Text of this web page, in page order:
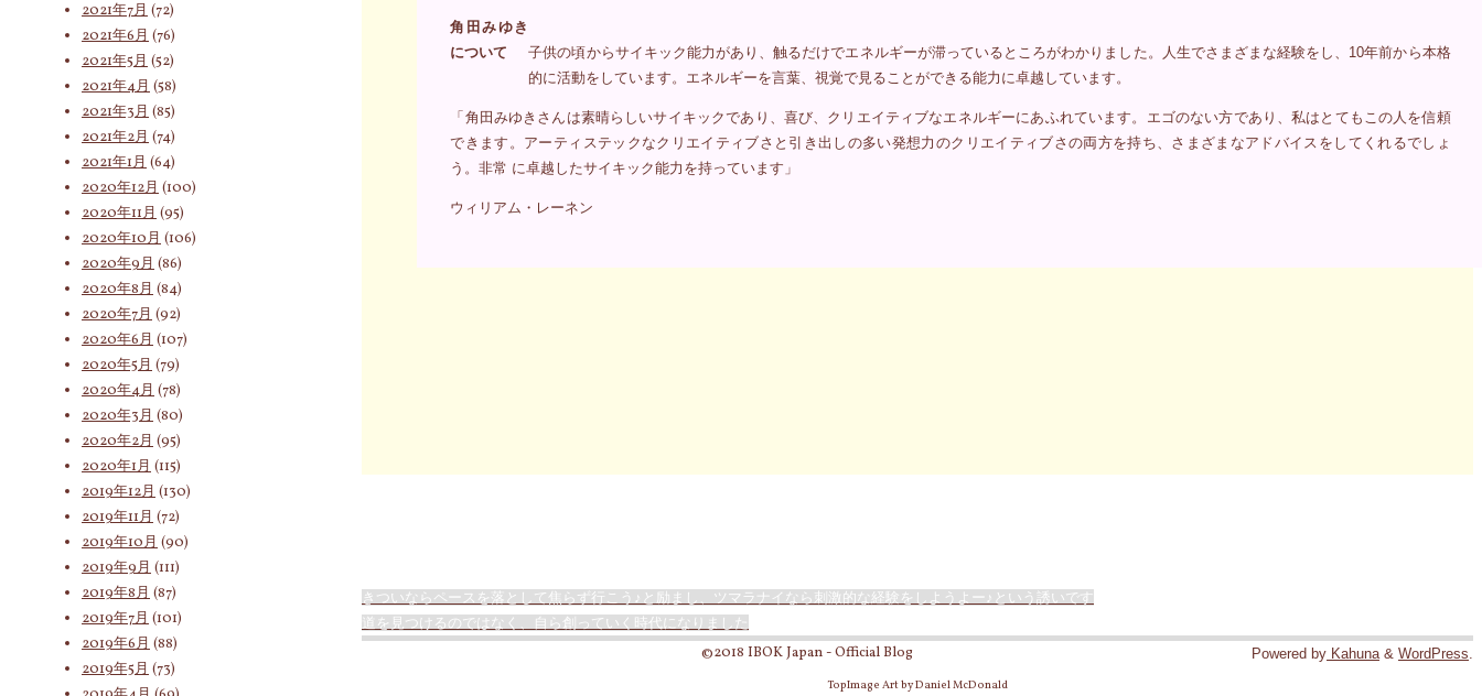
角田みゆき
について
子供の頃からサイキック能力があり、触るだけでエネルギーが滞っているところがわかりました。人生でさまざまな経験をし、10年前から本格
的に活動をしています。エネルギーを言葉、視覚で見ることができる能力に卓越しています。
「角田みゆきさんは素晴らしいサイキックであり、喜び、クリエイティブなエネルギーにあふれています。エゴのない方であり、私はとてもこの人を信頼
できます。アーティステックなクリエイティブさと引き出しの多い発想力のクリエイティブさの両方を持ち、さまざまなアドバイスをしてくれるでしょ
う。非常 に卓越したサイキック能力を持っています」
ウィリアム・レーネン
2021年7月 (72)
2021年6月 (76)
2021年5月 (52)
2021年4月 (58)
2021年3月 (85)
2021年2月 (74)
2021年1月 (64)
2020年12月 (100)
2020年11月 (95)
2020年10月 (106)
2020年9月 (86)
2020年8月 (84)
2020年7月 (92)
2020年6月 (107)
2020年5月 (79)
2020年4月 (78)
2020年3月 (80)
2020年2月 (95)
2020年1月 (115)
2019年12月 (130)
2019年11月 (72)
2019年10月 (90)
2019年9月 (111)
2019年8月 (87)
2019年7月 (101)
2019年6月 (88)
2019年5月 (73)
きついならペースを落として焦らず行こう♪と励まし、ツマラナイなら刺激的な経験をしようよー♪という誘いです
道を見つけるのではなく、自ら創っていく時代になりました
Powered by Kahuna & WordPress
©2018 IBOK Japan - Official Blog
TopImage Art by Daniel McDonald